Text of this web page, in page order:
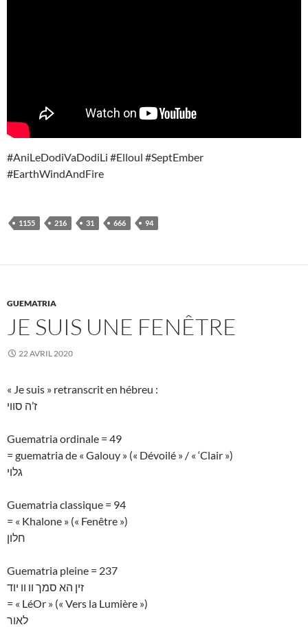
#AniLeDodiVaDodiLi #Elloul #SeptEmber
#EarthWindAndFire
1155 216 31 666 94
GUEMATRIA
JE SUIS UNE FENÊTRE
22 AVRIL 2020
« Je suis » retranscrit en hébreu :
ז’ה סווי
Guematria ordinale = 49
= guematria de « Galouy » (« Dévoilé » / « ‘Clair »)
גלוי
Guematria classique = 94
= « Khalone » (« Fenêtre »)
חלון
Guematria pleine = 237
זין הא סמך וו וו יוד
= « LéOr » (« Vers la Lumière »)
לאור